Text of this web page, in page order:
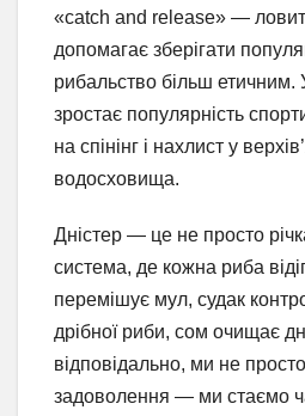
«catch and release» —
допомагає зберігати
рибальство більш
зростає популярність
на спінінг і нахлист у
водосховища.
Дністер — це не просто
система, де кожна риба
перемішує мул, судак
дрібної риби, сом очищає
відповідально, ми не
задоволення — ми стаємо